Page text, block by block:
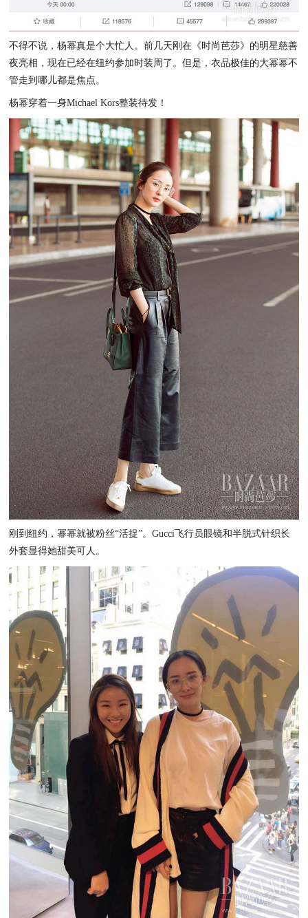
不得不说，杨幂真是个大忙人。前几天刚在《时尚芭莎》的明星慈善
夜亮相，现在已经在纽约参加时装周了。但是，衣品极佳的大幂幂不
管走到哪儿都是焦点。
杨幂穿着一身Michael Kors整装待发！
刚到纽约，幂幂就被粉丝“活捉”。Gucci飞行员眼镜和半脱式针织长
外套显得她甜美可人。